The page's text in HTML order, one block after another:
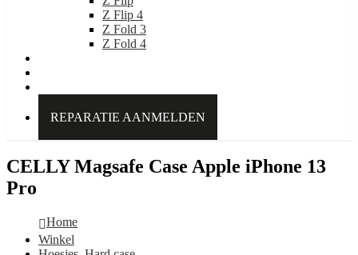
Z Flip 4
Z Fold 3
Z Fold 4
REPARATIE AANMELDEN
CELLY Magsafe Case Apple iPhone 13
Pro
Home
Winkel